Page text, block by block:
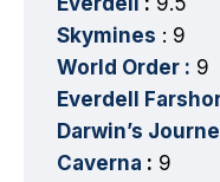
Skymines : 9
World Order : 9
Everdell
Darwin’s
Caverna : 9